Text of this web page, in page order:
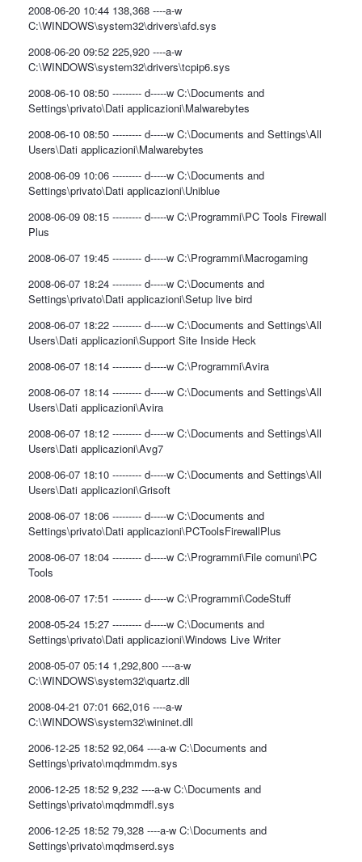
2008-06-20 10:44 138,368 ----a-w
C:\WINDOWS\system32\drivers\afd.sys
2008-06-20 09:52 225,920 ----a-w
C:\WINDOWS\system32\drivers\tcpip6.sys
2008-06-10 08:50 --------- d-----w C:\Documents and
Settings\privato\Dati applicazioni\Malwarebytes
2008-06-10 08:50 --------- d-----w C:\Documents and Settings\All
Users\Dati applicazioni\Malwarebytes
2008-06-09 10:06 --------- d-----w C:\Documents and
Settings\privato\Dati applicazioni\Uniblue
2008-06-09 08:15 --------- d-----w C:\Programmi\PC Tools Firewall
Plus
2008-06-07 19:45 --------- d-----w C:\Programmi\Macrogaming
2008-06-07 18:24 --------- d-----w C:\Documents and
Settings\privato\Dati applicazioni\Setup live bird
2008-06-07 18:22 --------- d-----w C:\Documents and Settings\All
Users\Dati applicazioni\Support Site Inside Heck
2008-06-07 18:14 --------- d-----w C:\Programmi\Avira
2008-06-07 18:14 --------- d-----w C:\Documents and Settings\All
Users\Dati applicazioni\Avira
2008-06-07 18:12 --------- d-----w C:\Documents and Settings\All
Users\Dati applicazioni\Avg7
2008-06-07 18:10 --------- d-----w C:\Documents and Settings\All
Users\Dati applicazioni\Grisoft
2008-06-07 18:06 --------- d-----w C:\Documents and
Settings\privato\Dati applicazioni\PCToolsFirewallPlus
2008-06-07 18:04 --------- d-----w C:\Programmi\File comuni\PC
Tools
2008-06-07 17:51 --------- d-----w C:\Programmi\CodeStuff
2008-05-24 15:27 --------- d-----w C:\Documents and
Settings\privato\Dati applicazioni\Windows Live Writer
2008-05-07 05:14 1,292,800 ----a-w
C:\WINDOWS\system32\quartz.dll
2008-04-21 07:01 662,016 ----a-w
C:\WINDOWS\system32\wininet.dll
2006-12-25 18:52 92,064 ----a-w C:\Documents and
Settings\privato\mqdmmdm.sys
2006-12-25 18:52 9,232 ----a-w C:\Documents and
Settings\privato\mqdmmdfl.sys
2006-12-25 18:52 79,328 ----a-w C:\Documents and
Settings\privato\mqdmserd.sys